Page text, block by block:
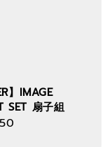
】IMAGE
SET 扇子組